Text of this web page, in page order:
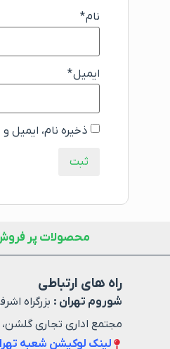
نام*
ایمیل*
ذخیره نام، ایمیل
محصولات پر
راه های ارتباطی
شوروم تهران : بزرگراه
مجتمع اداری تجاری گلشن،
لینک لوکیشن شعبه